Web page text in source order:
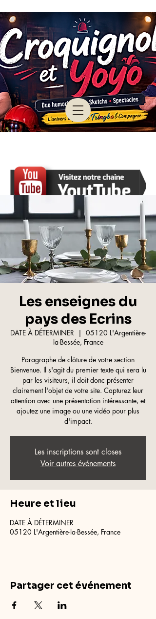
Les enseignes du
pays des Ecrins
DATE À DÉTERMINER
  |
05120 L'Argentière-
la-Bessée, France
Paragraphe de clôture de votre section
Bienvenue. Il s'agit du premier texte qui sera lu
par les visiteurs, il doit donc présenter
clairement l'objet de votre site. Capturez leur
attention avec une présentation intéressante, et
ajoutez une image ou une vidéo pour plus
d'impact.
Les inscriptions sont closes
Voir autres événements
Heure et lieu
DATE À DÉTERMINER
05120 L'Argentière-la-Bessée, France
Partager cet événement